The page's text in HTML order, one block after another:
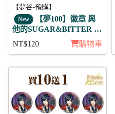
【夢谷-預購】
New 【夢100】徽章 與
他的SUGAR&BITTER 雷
NT$120 購物車